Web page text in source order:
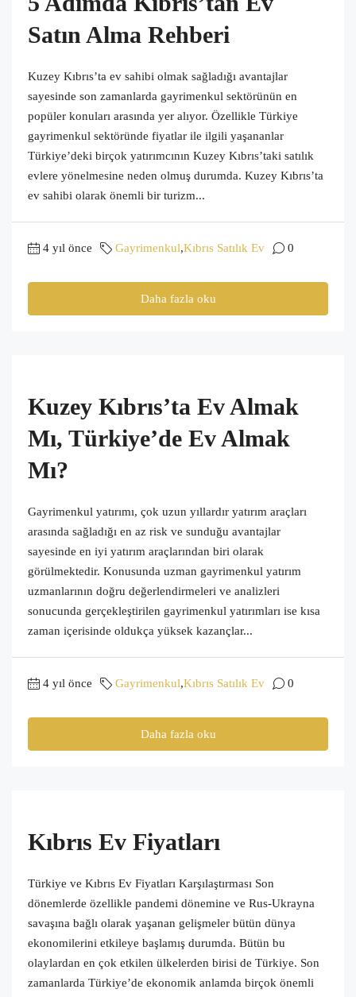
Satın Alma Rehberi
Kuzey Kıbrıs’ta ev sahibi olmak sağladığı avantajlar
sayesinde son zamanlarda gayrimenkul sektörünün en
popüler konuları arasında yer alıyor. Özellikle Türkiye
gayrimenkul sektöründe fiyatlar ile ilgili yaşananlar
Türkiye’deki birçok yatırımcının Kuzey Kıbrıs’taki satılık
evlere yönelmesine neden olmuş durumda. Kuzey Kıbrıs’ta
ev sahibi olarak önemli bir turizm...
4 yıl önce Gayrimenkul,Kıbrıs Satılık Ev 0
Daha fazla oku
Kuzey Kıbrıs’ta Ev Almak
Mı, Türkiye’de Ev Almak
Mı?
Gayrimenkul yatırımı, çok uzun yıllardır yatırım araçları
arasında sağladığı en az risk ve sunduğu avantajlar
sayesinde en iyi yatırım araçlarından biri olarak
görülmektedir. Konusunda uzman gayrimenkul yatırım
uzmanlarının doğru değerlendirmeleri ve analizleri
sonucunda gerçekleştirilen gayrimenkul yatırımları ise kısa
zaman içerisinde oldukça yüksek kazançlar...
4 yıl önce Gayrimenkul,Kıbrıs Satılık Ev 0
Daha fazla oku
Kıbrıs Ev Fiyatları
Türkiye ve Kıbrıs Ev Fiyatları Karşılaştırması Son
dönemlerde özellikle pandemi dönemine ve Rus-Ukrayna
savaşına bağlı olarak yaşanan gelişmeler bütün dünya
ekonomilerini etkileye başlamış durumda. Bütün bu
olaylardan en çok etkilen ülkelerden birisi de Türkiye. Son
zamanlarda Türkiye’de ekonomik anlamda birçok önemli